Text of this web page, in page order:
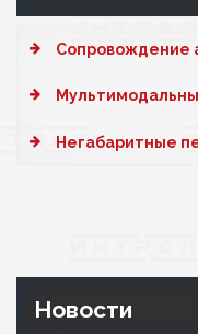
Cопровождение
Негабаритные
Новости